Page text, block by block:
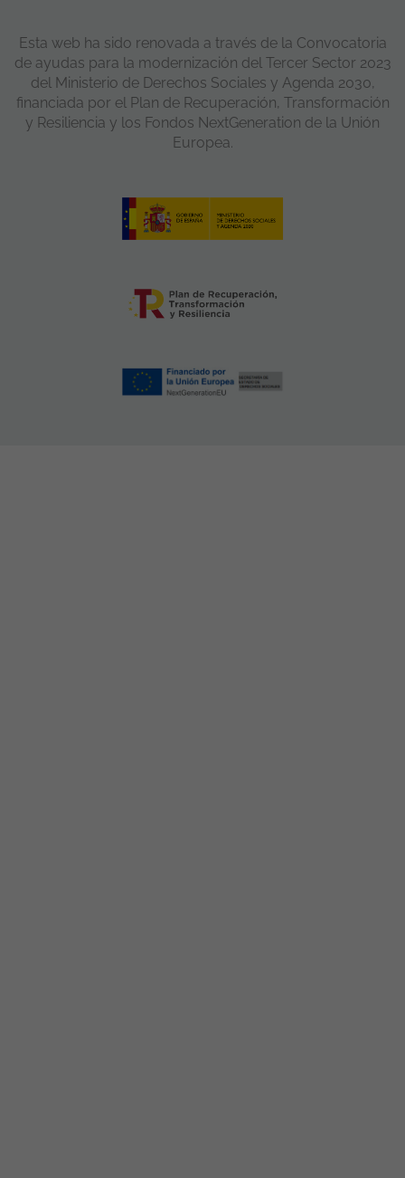
Esta web ha sido renovada a través de la Convocatoria
de ayudas para la modernización del Tercer Sector 2023
del Ministerio de Derechos Sociales y Agenda 2030,
financiada por el Plan de Recuperación, Transformación
y Resiliencia y los Fondos NextGeneration de la Unión
Europea.